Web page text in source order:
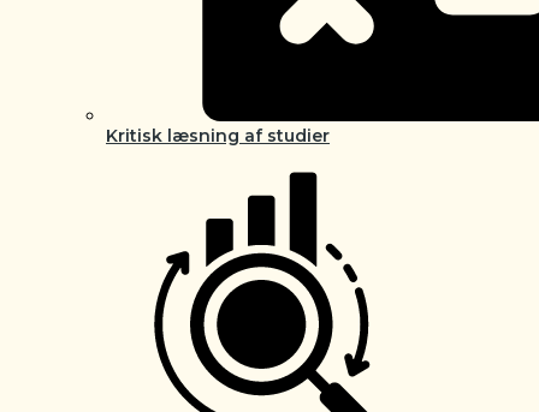
Kritisk læsning af studier